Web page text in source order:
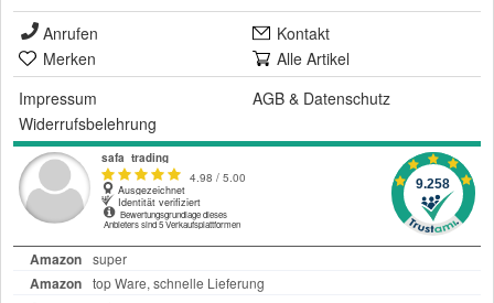
Anrufen
Kontakt
Merken
Alle Artikel
Impressum
AGB & Datenschutz
Widerrufsbelehrung